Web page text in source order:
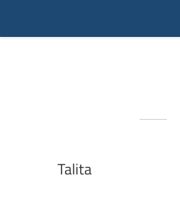
Talita